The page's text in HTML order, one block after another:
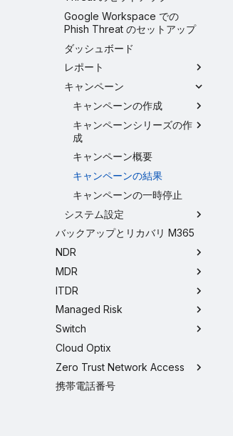
Google Workspace での
Phish Threat のセットアップ
ダッシュボード
レポート
キャンペーン
キャンペーンの作成
キャンペーンシリーズの作
成
キャンペーン概要
キャンペーンの結果
キャンペーンの一時停止
システム設定
バックアップとリカバリ M365
NDR
MDR
ITDR
Managed Risk
Switch
Cloud Optix
Zero Trust Network Access
携帯電話番号